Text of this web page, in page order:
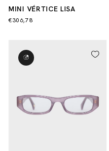
MINI VÉRTICE LISA
€306,78